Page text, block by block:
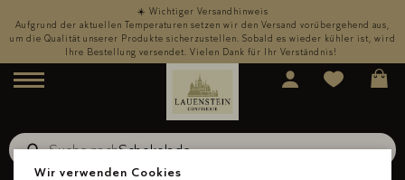
☀️ Wichtiger Versandhinweis
Aufgrund der aktuellen Temperaturen setzen wir den Versand vorübergehend aus,
um die Qualität unserer Produkte sicherzustellen. Sobald es wieder kühler ist, wird
Ihre Bestellung versendet. Vielen Dank für Ihr Verständnis!
Menü
Suche nachSchokolade
Wir verwenden Cookies